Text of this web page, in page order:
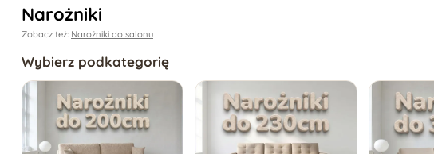
Narożniki
Zobacz też: Narożniki do salonu
Wybierz podkategorię